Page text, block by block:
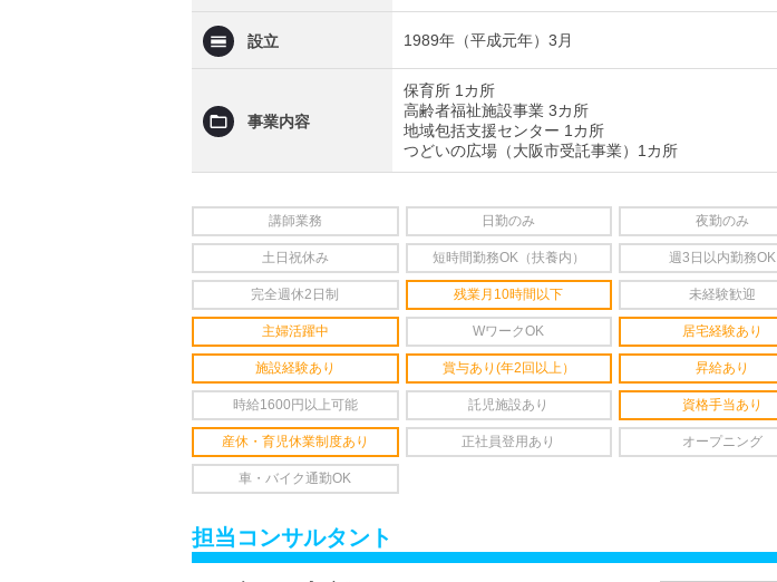
設立 1989年（平成元年）3月
事業内容
保育所 1カ所
高齢者福祉施設事業 3カ所
地域包括支援センター 1カ所
つどいの広場（大阪市受託事業）1カ所
講師業務 日勤のみ 夜勤のみ
土日祝休み 短時間勤務OK（扶養内） 週3日以内勤務OK
完全週休2日制 残業月10時間以下 未経験歓迎
主婦活躍中 WワークOK 居宅経験あり
施設経験あり 賞与あり(年2回以上） 昇給あり
時給1600円以上可能 託児施設あり 資格手当あり
産休・育児休業制度あり 正社員登用あり オープニング
車・バイク通勤OK
担当コンサルタント